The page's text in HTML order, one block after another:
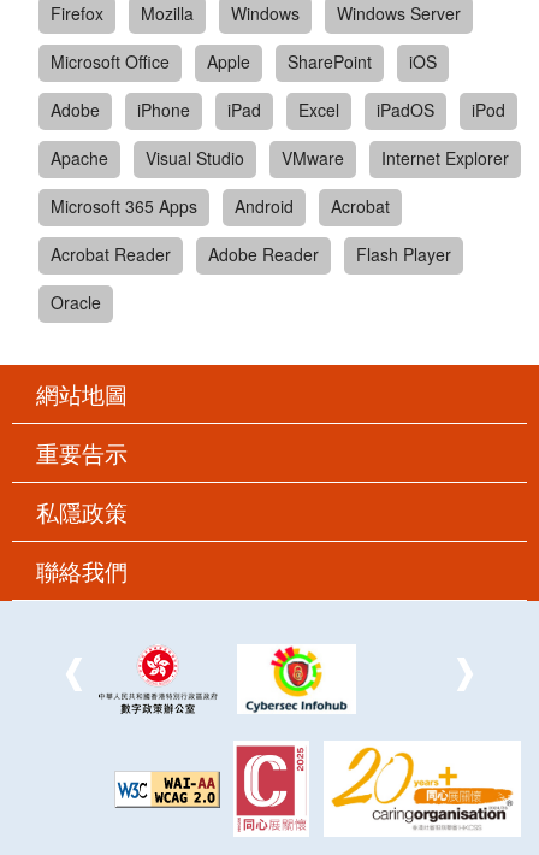
Firefox
Mozilla Windows
Windows Server
Microsoft Office
Apple SharePoint
iOS
Adobe
iPhone iPad Excel iPadOS
iPod
Apache
Visual Studio VMware
Internet Explorer
Microsoft 365 Apps
Android
Acrobat
Acrobat Reader
Adobe Reader
Flash Player
Oracle
網站地圖
重要告示
私隱政策
聯絡我們